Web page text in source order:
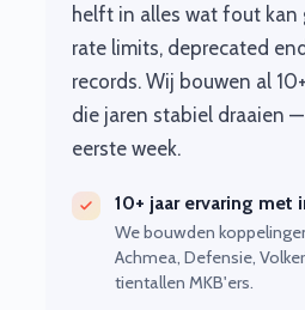
helft in alles wat fout kan
rate limits, deprecated
records. Wij bouwen al
die jaren stabiel draaien
eerste week.
10+ jaar ervaring met
We bouwden
Achmea, Defensie,
tientallen MKB'ers.